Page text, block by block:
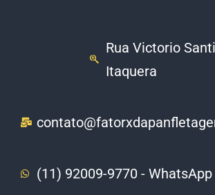
Rua Victorio
Itaquera
(11) 92009-9770 - WhatsApp